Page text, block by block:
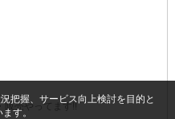
販売やってます!!
把握、サービス向上検討を目的と
す。